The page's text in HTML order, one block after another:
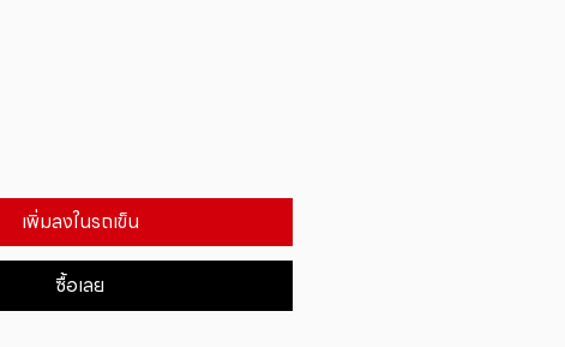
เพิ่มลงในรถเข็น
ซื้อเลย